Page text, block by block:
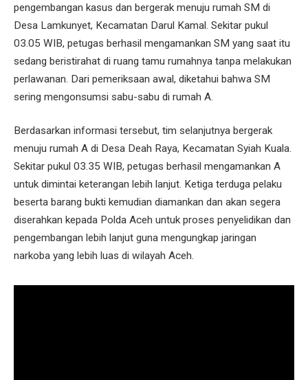
pengembangan kasus dan bergerak menuju rumah SM di
Desa Lamkunyet, Kecamatan Darul Kamal. Sekitar pukul
03.05 WIB, petugas berhasil mengamankan SM yang saat itu
sedang beristirahat di ruang tamu rumahnya tanpa melakukan
perlawanan. Dari pemeriksaan awal, diketahui bahwa SM
sering mengonsumsi sabu-sabu di rumah A.
Berdasarkan informasi tersebut, tim selanjutnya bergerak
menuju rumah A di Desa Deah Raya, Kecamatan Syiah Kuala.
Sekitar pukul 03.35 WIB, petugas berhasil mengamankan A
untuk dimintai keterangan lebih lanjut. Ketiga terduga pelaku
beserta barang bukti kemudian diamankan dan akan segera
diserahkan kepada Polda Aceh untuk proses penyelidikan dan
pengembangan lebih lanjut guna mengungkap jaringan
narkoba yang lebih luas di wilayah Aceh.